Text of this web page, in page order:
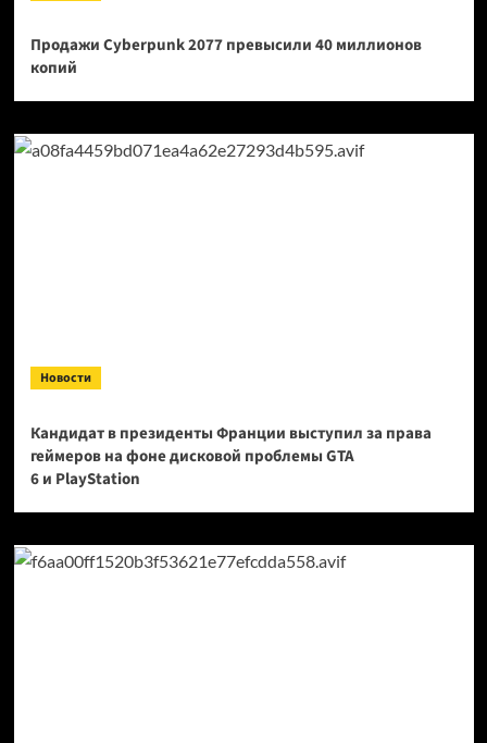
Продажи Cyberpunk 2077 превысили 40 миллионов
копий
Новости
Кандидат в президенты Франции выступил за права
геймеров на фоне дисковой проблемы GTA
6 и PlayStation